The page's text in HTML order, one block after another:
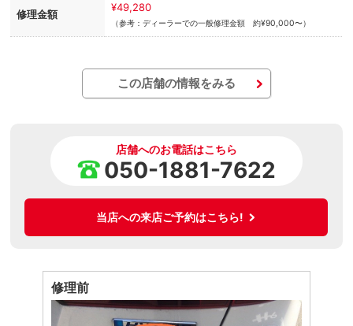
修理金額
¥49,280
（参考：ディーラーでの一般修理金額 約¥90,000〜）
この店舗の情報をみる
店舗へのお電話はこちら
050-1881-7622
当店への来店ご予約はこちら!
修理前